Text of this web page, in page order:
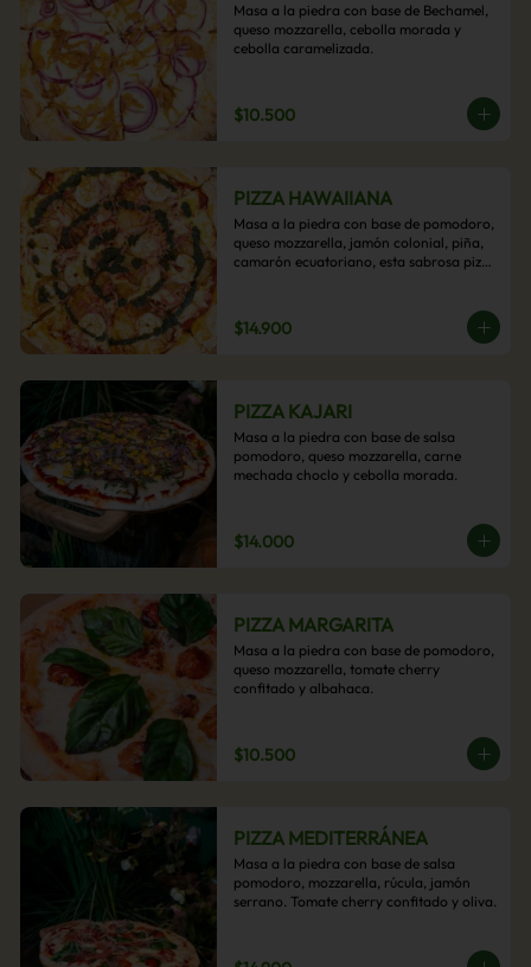
Masa a la piedra con base de Bechamel,
queso mozzarella, cebolla morada y
cebolla caramelizada.
$10.500
PIZZA HAWAIIANA
Masa a la piedra con base de pomodoro,
queso mozzarella, jamón colonial, piña,
camarón ecuatoriano, esta sabrosa pizza
$14.900
PIZZA KAJARI
Masa a la piedra con base de salsa
pomodoro, queso mozzarella, carne
mechada choclo y cebolla morada.
$14.000
PIZZA MARGARITA
Masa a la piedra con base de pomodoro,
queso mozzarella, tomate cherry
confitado y albahaca.
$10.500
PIZZA MEDITERRÁNEA
Masa a la piedra con base de salsa
pomodoro, mozzarella, rúcula, jamón
serrano. Tomate cherry confitado y oliva.